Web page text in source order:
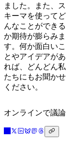
ました。また、ス
キーマを使ってど
んなことができる
か期待が膨らみま
す。何か面白いこ
とやアイデアがあ
れば、どんどん私
たちにもお聞かせ
ください。
オンラインで議論